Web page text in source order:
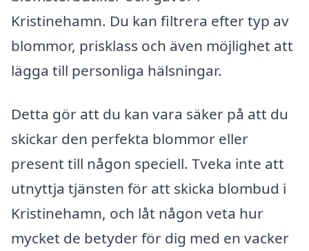
Kristinehamn. Du kan filtrera efter typ av
blommor, prisklass och även möjlighet att
lägga till personliga hälsningar.
Detta gör att du kan vara säker på att du
skickar den perfekta blommor eller
present till någon speciell. Tveka inte att
utnyttja tjänsten för att skicka blombud i
Kristinehamn, och låt någon veta hur
mycket de betyder för dig med en vacker